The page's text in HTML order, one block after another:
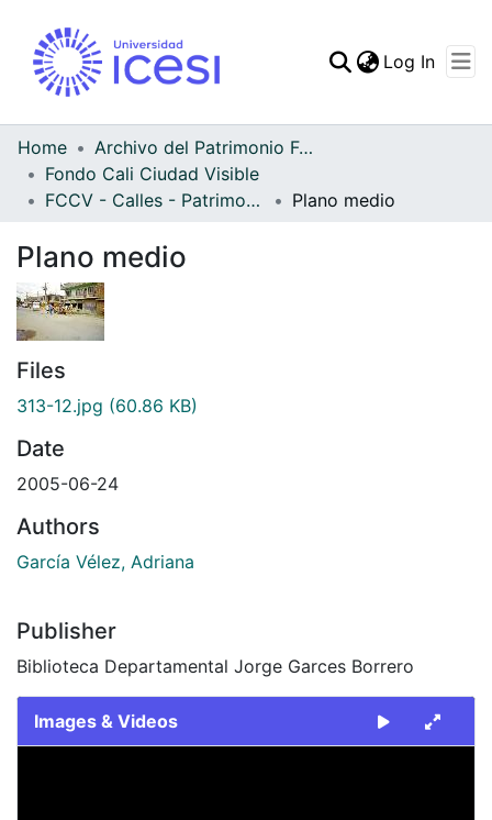
Log In
Home
Archivo del Patrimonio Fotográfico y Fílmico del Valle del Cauca
Fondo Cali Ciudad Visible
FCCV - Calles - Patrimonial
Plano medio
Plano medio
Files
313-12.jpg (60.86 KB)
Date
2005-06-24
Authors
García Vélez, Adriana
Publisher
Biblioteca Departamental Jorge Garces Borrero
Images & Videos